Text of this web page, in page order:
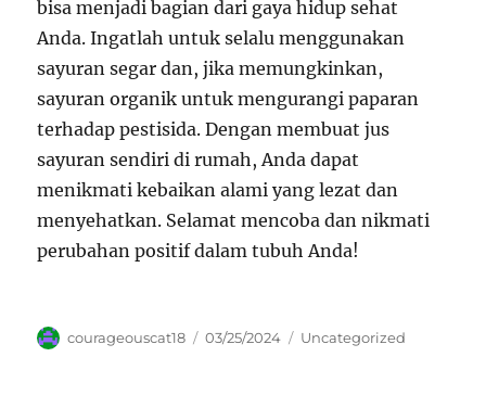
bisa menjadi bagian dari gaya hidup sehat
Anda. Ingatlah untuk selalu menggunakan
sayuran segar dan, jika memungkinkan,
sayuran organik untuk mengurangi paparan
terhadap pestisida. Dengan membuat jus
sayuran sendiri di rumah, Anda dapat
menikmati kebaikan alami yang lezat dan
menyehatkan. Selamat mencoba dan nikmati
perubahan positif dalam tubuh Anda!
Author
courageouscat18
Posted
03/25/2024 Categories
Uncategorized